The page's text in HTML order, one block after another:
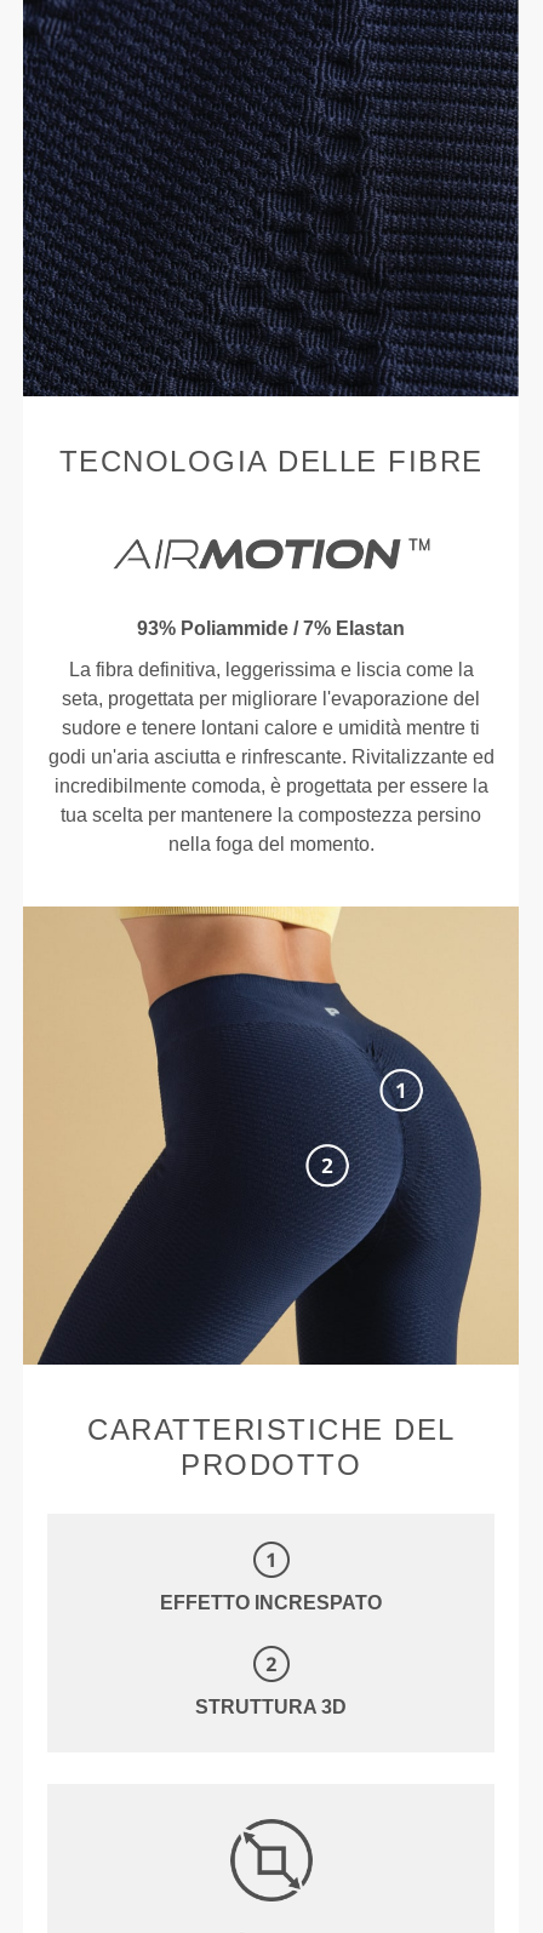
TECNOLOGIA DELLE FIBRE
93% Poliammide / 7% Elastan
La fibra definitiva, leggerissima e liscia come la
seta, progettata per migliorare l'evaporazione del
sudore e tenere lontani calore e umidità mentre ti
godi un'aria asciutta e rinfrescante. Rivitalizzante ed
incredibilmente comoda, è progettata per essere la
tua scelta per mantenere la compostezza persino
nella foga del momento.
CARATTERISTICHE DEL
PRODOTTO
EFFETTO INCRESPATO
STRUTTURA 3D